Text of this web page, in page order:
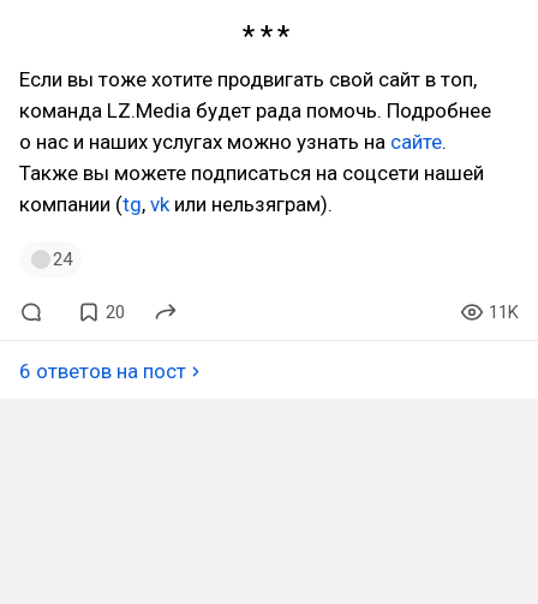
Если вы тоже хотите продвигать свой сайт в топ,
команда LZ.Media будет рада помочь. Подробнее
о нас и наших услугах можно узнать на сайте.
Также вы можете подписаться на соцсети нашей
компании (tg, vk или нельзяграм).
24
20 11K
6 ответов на пост